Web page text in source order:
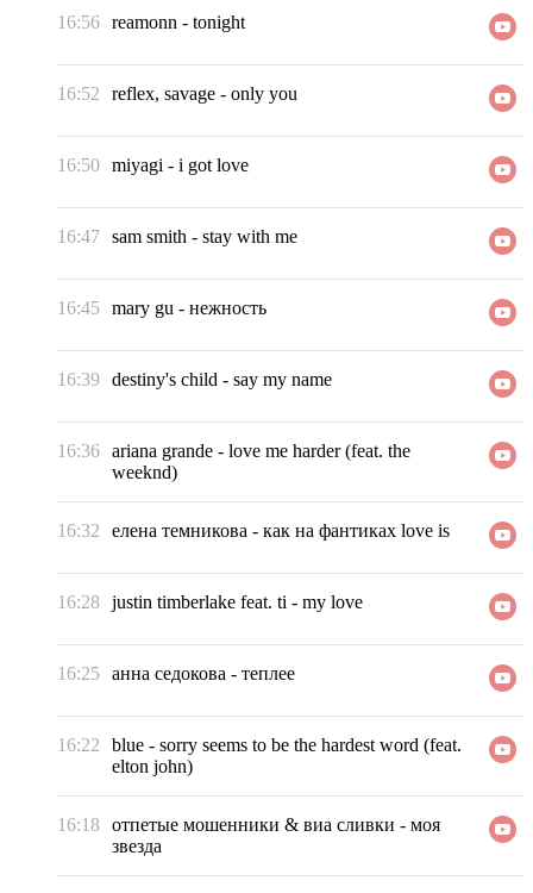
16:56 reamonn - tonight
16:52 reflex, savage - only you
16:50 miyagi - i got love
16:47 sam smith - stay with me
16:45 mary gu - нежность
16:39 destiny's child - say my name
16:36 ariana grande - love me harder (feat. the
weeknd)
16:32 елена темникова - как на фантиках love is
16:28 justin timberlake feat. ti - my love
16:25 анна седокова - теплее
16:22 blue - sorry seems to be the hardest word (feat.
elton john)
16:18 отпетые мошенники & виа сливки - моя
звезда